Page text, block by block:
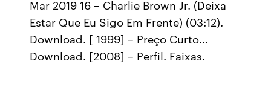
Mar 2019 16 – Charlie Brown Jr. (Deixa
Estar Que Eu Sigo Em Frente) (03:12).
Download. [ 1999] – Preço Curto…
Download. [2008] – Perfil. Faixas.